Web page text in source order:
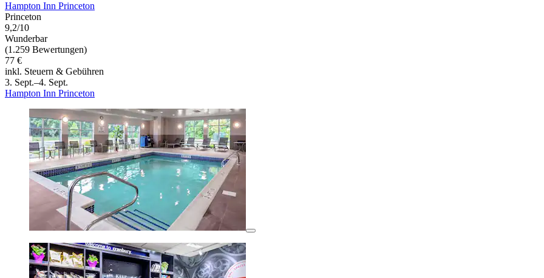
Hampton Inn Princeton
Princeton
9,2/10
Wunderbar
(1.259 Bewertungen)
77 €
inkl. Steuern & Gebühren
3. Sept.–4. Sept.
Hampton Inn Princeton